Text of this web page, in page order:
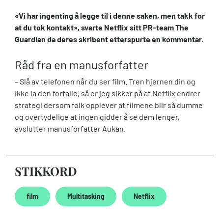
«Vi har ingenting å legge til i denne saken, men takk for
at du tok kontakt», svarte Netflix sitt PR-team The
Guardian da deres skribent etterspurte en kommentar.
Råd fra en manusforfatter
– Slå av telefonen når du ser film. Tren hjernen din og
ikke la den forfalle, så er jeg sikker på at Netflix endrer
strategi dersom folk opplever at filmene blir så dumme
og overtydelige at ingen gidder å se dem lenger,
avslutter manusforfatter Aukan.
STIKKORD
film Multitasking Netflix